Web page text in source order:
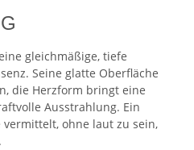
gleichmäßige, tiefe
Seine glatte Oberfläche
die Herzform bringt eine
Ausstrahlung. Ein
vermittelt, ohne laut zu sein,